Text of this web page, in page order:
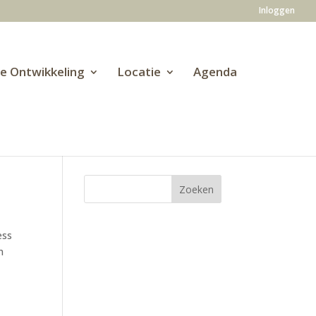
Inloggen
Ontwikkeling Locatie Agenda